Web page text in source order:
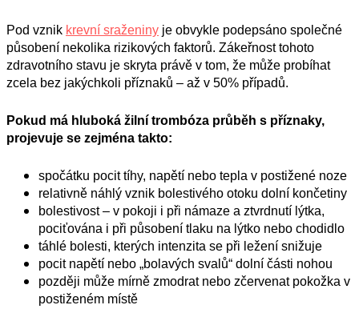
Pod vznik krevní sraženiny je obvykle podepsáno společné
působení nekolika rizikových faktorů. Zákeřnost tohoto
zdravotního stavu je skryta právě v tom, že může probíhat
zcela bez jakýchkoli příznaků – až v 50% případů.
Pokud má hluboká žilní trombóza průběh s příznaky,
projevuje se zejména takto:
spočátku pocit tíhy, napětí nebo tepla v postižené noze
relativně náhlý vznik bolestivého otoku dolní končetiny
bolestivost – v pokoji i při námaze a ztvrdnutí lýtka,
pociťována i při působení tlaku na lýtko nebo chodidlo
táhlé bolesti, kterých intenzita se při ležení snižuje
pocit napětí nebo „bolavých svalů“ dolní části nohou
později může mírně zmodrat nebo zčervenat pokožka v
postiženém místě